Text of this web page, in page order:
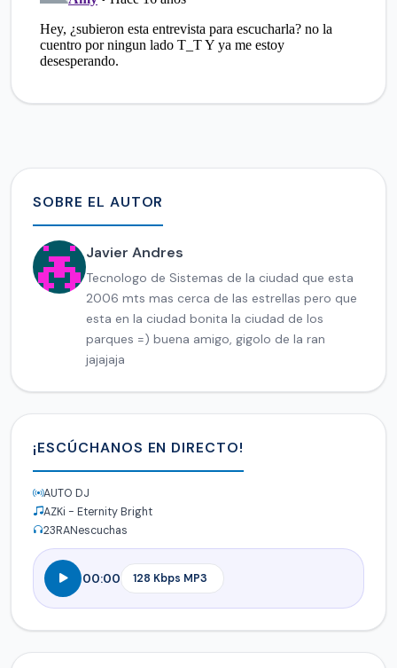
SOBRE EL AUTOR
Javier Andres
Tecnologo de Sistemas de la ciudad que esta
2006 mts mas cerca de las estrellas pero que
esta en la ciudad bonita la ciudad de los
parques =) buena amigo, gigolo de la ran
jajajaja
¡ESCÚCHANOS EN DIRECTO!
AUTO DJ
AZKi - Eternity Bright
23RANescuchas
00:00